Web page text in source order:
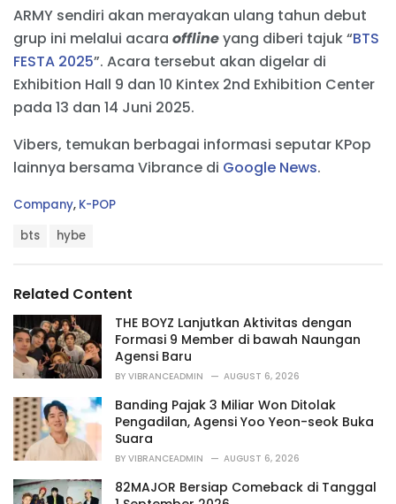
ARMY sendiri akan merayakan ulang tahun debut
grup ini melalui acara offlineyang diberi tajuk “BTS
FESTA 2025”. Acara tersebut akan digelar di
Exhibition Hall 9 dan 10 Kintex 2nd Exhibition Center
pada 13 dan 14 Juni 2025.
Vibers, temukan berbagai informasi seputar KPop
lainnya bersama Vibrance di Google News.
C
r
i
e
s
:
Company, K-POP
:
bts hybe
Related Content
THE BOYZ Lanjutkan Aktivitas dengan
Formasi 9 Member di bawah Naungan
Agensi Baru
BY VIBRANCEADMIN AUGUST 6, 2026
Banding Pajak 3 Miliar Won Ditolak
Pengadilan, Agensi Yoo Yeon-seok Buka
Suara
BY VIBRANCEADMIN AUGUST 6, 2026
82MAJOR Bersiap Comeback di Tanggal